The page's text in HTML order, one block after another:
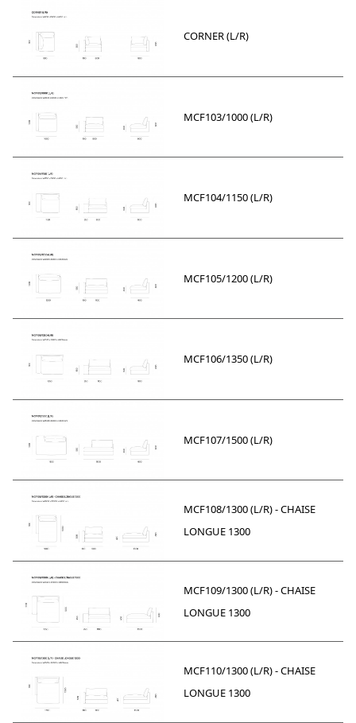
CORNER (L/R)
MCF103/1000 (L/R)
MCF104/1150 (L/R)
MCF105/1200 (L/R)
MCF106/1350 (L/R)
MCF107/1500 (L/R)
MCF108/1300 (L/R) - CHAISE
LONGUE 1300
MCF109/1300 (L/R) - CHAISE
LONGUE 1300
MCF110/1300 (L/R) - CHAISE
LONGUE 1300